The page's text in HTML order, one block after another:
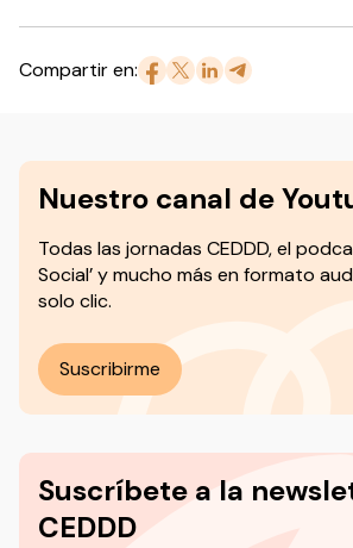
Compartir en:
Nuestro canal de
Todas las jornadas CEDDD, el
Social’ y mucho más en formato
solo clic.
Suscribirme
Suscríbete a la
CEDDD